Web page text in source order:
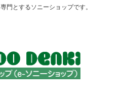
門とするソニーショップです。